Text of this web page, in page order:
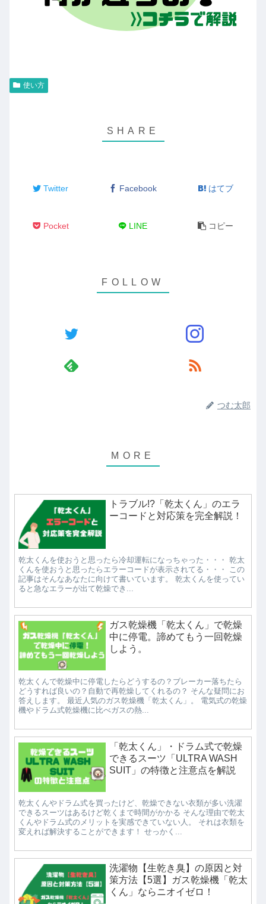
使い方
Twitter Facebook はてブ
Pocket LINE コピー
つむ太郎
トラブル!?「乾太くん」のエラ
ーコードと対応策を完全解説！
乾太くんを使おうと思ったら冷却運転になっちゃった・・・ 乾太
くんを使おうと思ったらエラーコードが表示されてる・・・ この
記事はそんなあなたに向けて書いています。 乾太くんを使ってい
ると急なエラーが出て乾燥でき...
ガス乾燥機「乾太くん」で乾燥
中に停電。諦めてもう一回乾燥
しよう。
乾太くんで乾燥中に停電したらどうするの？ブレーカー落ちたら
どうすれば良いの？自動で再乾燥してくれるの？ そんな疑問にお
答えします。 最近人気のガス乾燥機「乾太くん」。 電気式の乾燥
機やドラム式乾燥機に比べガスの熱...
「乾太くん」・ドラム式で乾燥
できるスーツ「ULTRA WASH
SUIT」の特徴と注意点を解説
乾太くんやドラム式を買ったけど、乾燥できない衣類が多い洗濯
できるスーツはあるけど乾くまで時間がかかる そんな理由で乾太
くんやドラム式のメリットを実感できていない人。 それは衣類を
変えれば解決することができます！ せっかく...
洗濯物【生乾き臭】の原因と対
策方法【5選】ガス乾燥機「乾太
くん」ならニオイゼロ！